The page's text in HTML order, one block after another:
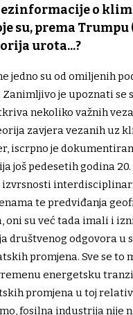
o
su, prema Trumpu
urota...?
jedno su od omiljenih
je upoznati se
nekoliko važnih
zavjera vezanih uz
iscrpno je
još pedesetih godina
te predviđanja
oni su već tada imali i
društvenog odgovora u
promjena. Sve se to
energetsku
promjena u toj
fosilna industrija nije